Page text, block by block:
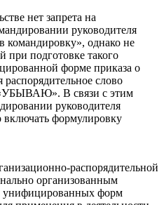
нет запрета на
руководителя
командировку», однако не
при подготовке такого
форме приказа о
слово
В связи с этим
руководителя
включать формулировку
распорядительной
организованным
унифицированных форм